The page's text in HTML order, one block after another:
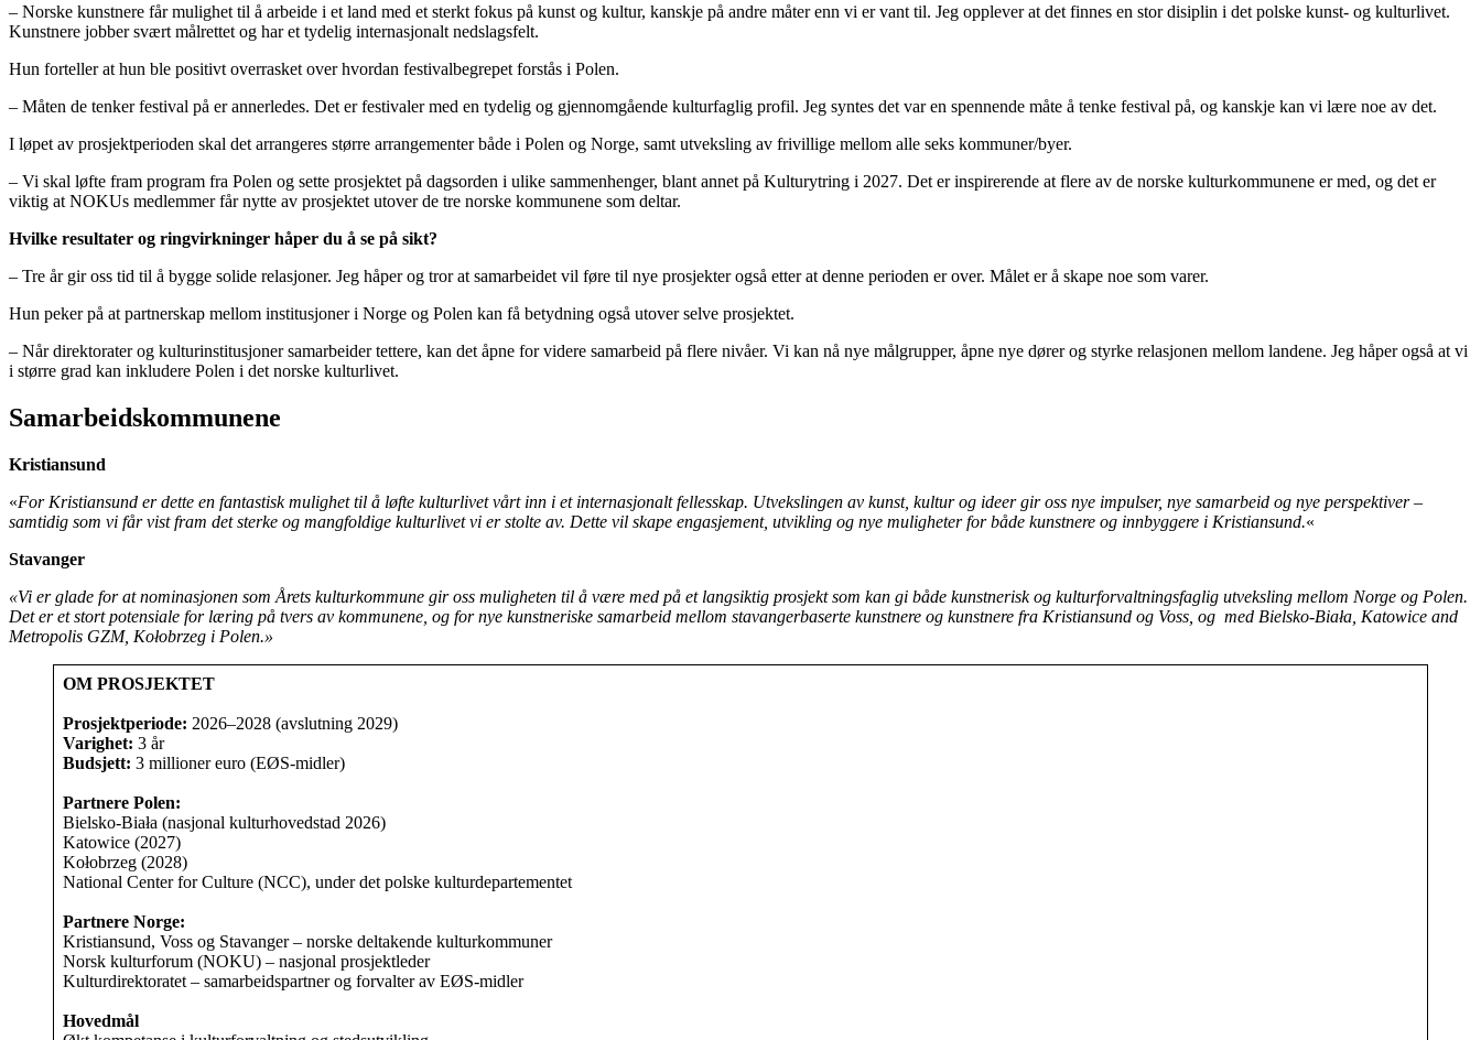
– Norske kunstnere får mulighet til å arbeide i et land med et sterkt fokus på kunst og kultur, kanskje på andre måter enn vi er vant til. Jeg opplever at det finnes en stor disiplin i det polske kunst- og kulturlivet.
Kunstnere jobber svært målrettet og har et tydelig internasjonalt nedslagsfelt.
Hun forteller at hun ble positivt overrasket over hvordan festivalbegrepet forstås i Polen.
– Måten de tenker festival på er annerledes. Det er festivaler med en tydelig og gjennomgående kulturfaglig profil. Jeg syntes det var en spennende måte å tenke festival på, og kanskje kan vi lære noe av det.
I løpet av prosjektperioden skal det arrangeres større arrangementer både i Polen og Norge, samt utveksling av frivillige mellom alle seks kommuner/byer.
– Vi skal løfte fram program fra Polen og sette prosjektet på dagsorden i ulike sammenhenger, blant annet på Kulturytring i 2027. Det er inspirerende at flere av de norske kulturkommunene er med, og det er
viktig at NOKUs medlemmer får nytte av prosjektet utover de tre norske kommunene som deltar.
Hvilke resultater og ringvirkninger håper du å se på sikt?
– Tre år gir oss tid til å bygge solide relasjoner. Jeg håper og tror at samarbeidet vil føre til nye prosjekter også etter at denne perioden er over. Målet er å skape noe som varer.
Hun peker på at partnerskap mellom institusjoner i Norge og Polen kan få betydning også utover selve prosjektet.
– Når direktorater og kulturinstitusjoner samarbeider tettere, kan det åpne for videre samarbeid på flere nivåer. Vi kan nå nye målgrupper, åpne nye dører og styrke relasjonen mellom landene. Jeg håper også at vi
i større grad kan inkludere Polen i det norske kulturlivet.
Samarbeidskommunene
Kristiansund
«For Kristiansund er dette en fantastisk mulighet til å løfte kulturlivet vårt inn i et internasjonalt fellesskap. Utvekslingen av kunst, kultur og ideer gir oss nye impulser, nye samarbeid og nye perspektiver –
samtidig som vi får vist fram det sterke og mangfoldige kulturlivet vi er stolte av. Dette vil skape engasjement, utvikling og nye muligheter for både kunstnere og innbyggere i Kristiansund.«
Stavanger
«Vi er glade for at nominasjonen som Årets kulturkommune gir oss muligheten til å være med på et langsiktig prosjekt som kan gi både kunstnerisk og kulturforvaltningsfaglig utveksling mellom Norge og Polen.
Det er et stort potensiale for læring på tvers av kommunene, og for nye kunstneriske samarbeid mellom stavangerbaserte kunstnere og kunstnere fra Kristiansund og Voss, og med Bielsko-Biała, Katowice and
Metropolis GZM, Kołobrzeg i Polen.»
OM PROSJEKTET
Prosjektperiode: 2026–2028 (avslutning 2029)
Varighet: 3 år
Budsjett: 3 millioner euro (EØS-midler)
Partnere Polen:
Bielsko-Biała (nasjonal kulturhovedstad 2026)
Katowice (2027)
Kołobrzeg (2028)
National Center for Culture (NCC), under det polske kulturdepartementet
Partnere Norge:
Kristiansund, Voss og Stavanger – norske deltakende kulturkommuner
Norsk kulturforum (NOKU) – nasjonal prosjektleder
Kulturdirektoratet – samarbeidspartner og forvalter av EØS-midler
Hovedmål